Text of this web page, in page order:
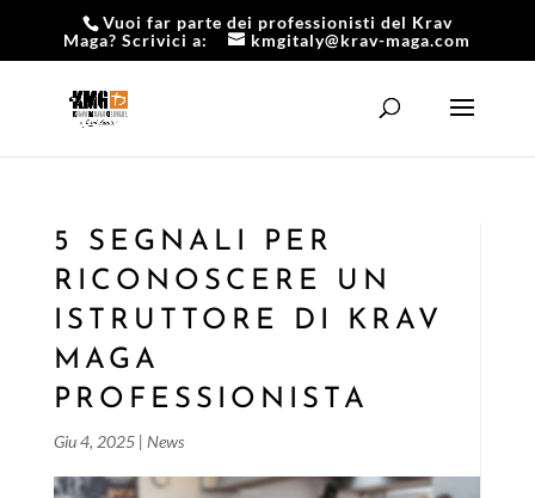
Vuoi far parte dei professionisti del Krav
Maga? Scrivici a:
kmgitaly@krav-maga.com
5 SEGNALI PER
RICONOSCERE UN
ISTRUTTORE DI KRAV
MAGA
PROFESSIONISTA
Giu 4, 2025| News